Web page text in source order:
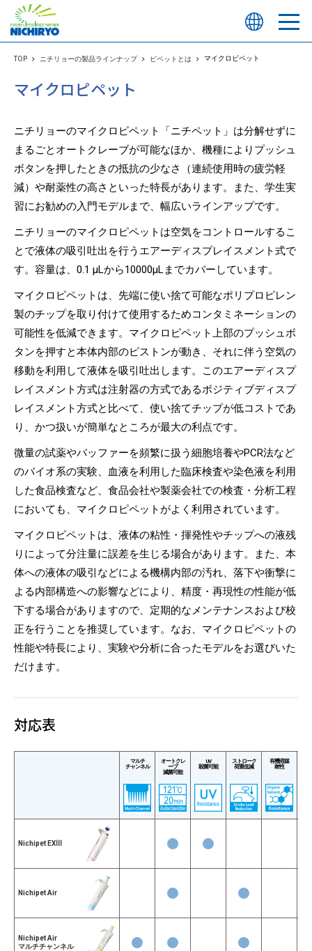
TOP ニチリョーの製品ラインナップ ピペットとは マイクロピペット
マイクロピペット
ニチリョーのマイクロピペット「ニチペット」は分解せずに
まるごとオートクレーブが可能なほか、機種によりプッシュ
ボタンを押したときの抵抗の少なさ（連続使用時の疲労軽
減）や耐薬性の高さといった特長があります。また、学生実
習にお勧めの入門モデルまで、幅広いラインアップです。
ニチリョーのマイクロピペットは空気をコントロールするこ
とで液体の吸引吐出を行うエアーディスプレイスメント式で
す。容量は、0.1 μLから10000μLまでカバーしています。
マイクロピペットは、先端に使い捨て可能なポリプロピレン
製のチップを取り付けて使用するためコンタミネーションの
可能性を低減できます。マイクロピペット上部のプッシュボ
タンを押すと本体内部のピストンが動き、それに伴う空気の
移動を利用して液体を吸引吐出します。このエアーディスプ
レイスメント方式は注射器の方式であるポジティブディスプ
レイスメント方式と比べて、使い捨てチップが低コストであ
り、かつ扱いが簡単なところが最大の利点です。
微量の試薬やバッファーを頻繁に扱う細胞培養やPCR法など
のバイオ系の実験、血液を利用した臨床検査や染色液を利用
した食品検査など、食品会社や製薬会社での検査・分析工程
においても、マイクロピペットがよく利用されています。
マイクロピペットは、液体の粘性・揮発性やチップへの液残
りによって分注量に誤差を生じる場合があります。また、本
体への液体の吸引などによる機構内部の汚れ、落下や衝撃に
よる内部構造への影響などにより、精度・再現性の性能が低
下する場合がありますので、定期的なメンテナンスおよび校
正を行うことを推奨しています。なお、マイクロピペットの
性能や特長により、実験や分析に合ったモデルをお選びいた
だけます。
対応表
マルチ
チャンネル
オートクレ
ーブ
滅菌可能
UV
殺菌可能
ストローク
荷重低減
有機溶媒
耐性
Nichipet EXⅢ
Nichipet Air
Nichipet Air
マルチチャンネル